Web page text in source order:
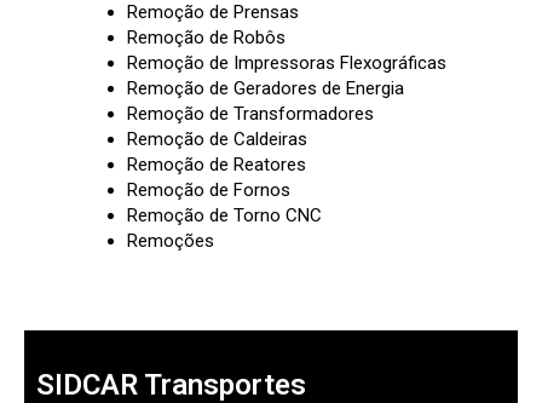
Remoção de Prensas
Remoção de Robôs
Remoção de Impressoras Flexográficas
Remoção de Geradores de Energia
Remoção de Transformadores
Remoção de Caldeiras
Remoção de Reatores
Remoção de Fornos
Remoção de Torno CNC
Remoções
SIDCAR Transportes